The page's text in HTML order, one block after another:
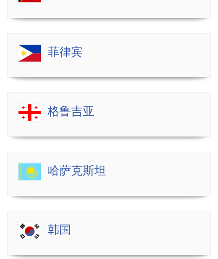
菲律宾
格鲁吉亚
哈萨克斯坦
韩国